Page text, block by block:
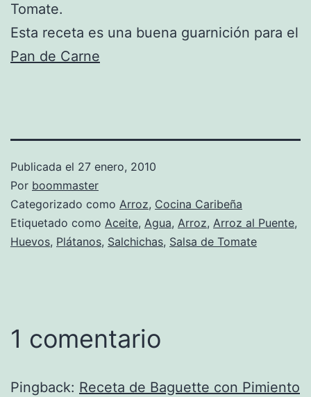
Tomate.
Esta receta es una buena guarnición para el
Pan de Carne
Publicada el 27 enero, 2010
Por boommaster
Categorizado como Arroz, Cocina Caribeña
Etiquetado como Aceite, Agua, Arroz, Arroz al Puente,
Huevos, Plátanos, Salchichas, Salsa de Tomate
1 comentario
Pingback: Receta de Baguette con Pimiento